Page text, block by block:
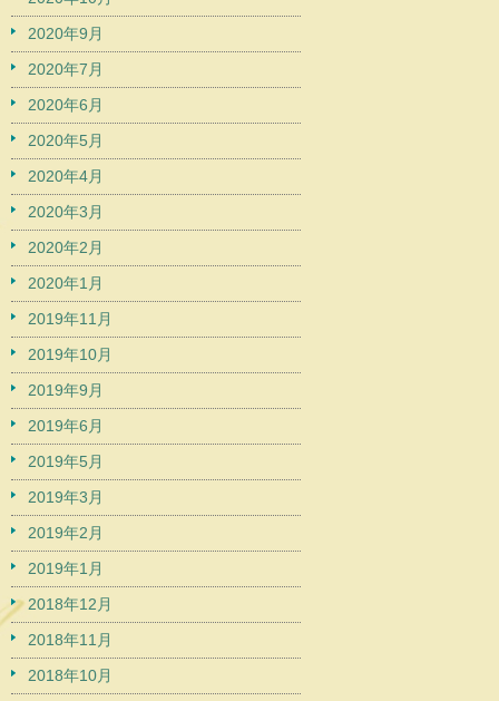
2020年9月
2020年7月
2020年6月
2020年5月
2020年4月
2020年3月
2020年2月
2020年1月
2019年11月
2019年10月
2019年9月
2019年6月
2019年5月
2019年3月
2019年2月
2019年1月
2018年12月
2018年11月
2018年10月